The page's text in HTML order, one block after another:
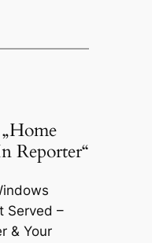
Reporter“
Served –
& Your